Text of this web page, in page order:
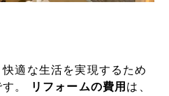
適な生活を実現するため
。
リフォームの費用 は、